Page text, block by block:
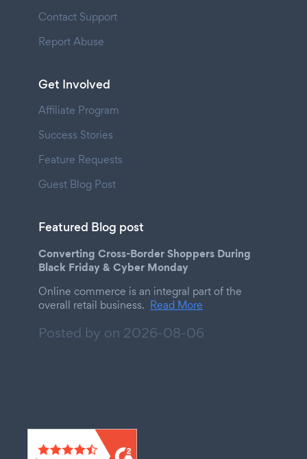
Contact Support
Report Abuse
Get Involved
Affiliate Program
Success Stories
Feature Requests
Guest Blog Post
Featured Blog post
Converting Cross-Border Shoppers During
Black Friday & Cyber Monday
Online commerce is an integral part of the
overall retail business. Read More
Posted by on 2026-08-06